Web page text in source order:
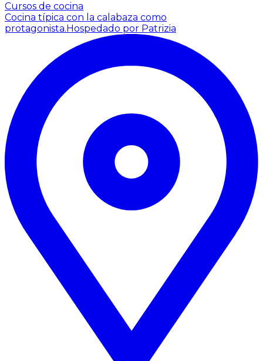
Cursos de cocina
Cocina típica con la calabaza como
protagonista. Hospedado por Patrizia